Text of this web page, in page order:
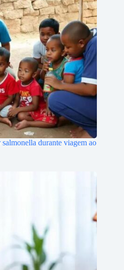
durante viagem ao